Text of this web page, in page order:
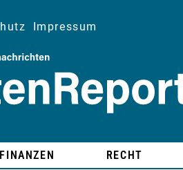
Impressum
FINANZEN RECHT